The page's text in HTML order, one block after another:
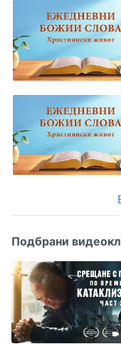
Подбрани